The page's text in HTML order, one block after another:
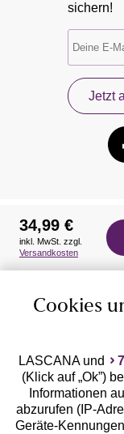
sichern!
Jetzt
Geprüfte
34,99 €
inkl. MwSt. zzgl.
Versandkosten
Cookies
LASCANA und
(Klick auf „Ok”)
Informationen
abzurufen (IP-
Geräte-